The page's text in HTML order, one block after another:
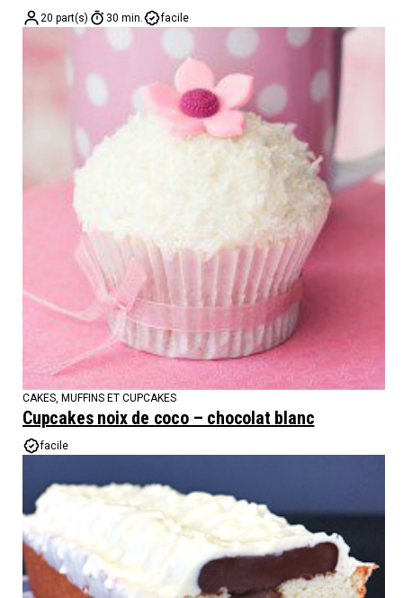
20 part(s) 30 min. facile
CAKES, MUFFINS ET CUPCAKES
Cupcakes noix de coco – chocolat blanc
facile